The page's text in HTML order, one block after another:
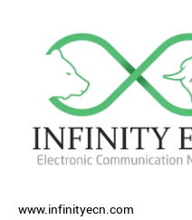
www.infinityecn.com